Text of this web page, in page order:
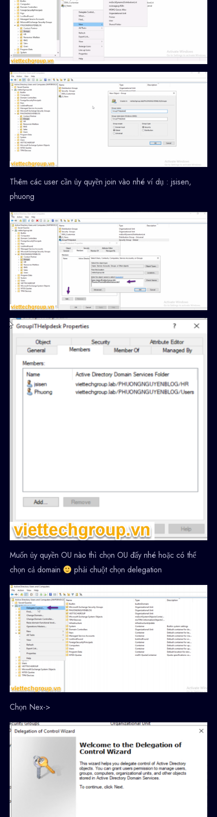
Thêm các user cần ủy quyền join vào nhé ví dụ : jsisen,
phuong
Muốn ủy quyền OU nào thì chọn OU đấy nhé hoặc có thể
chọn cả domain
phải chuột chọn delegation
Chọn Nex->